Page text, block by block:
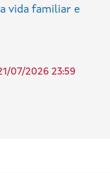
vida familiar e
07/2026 23:59